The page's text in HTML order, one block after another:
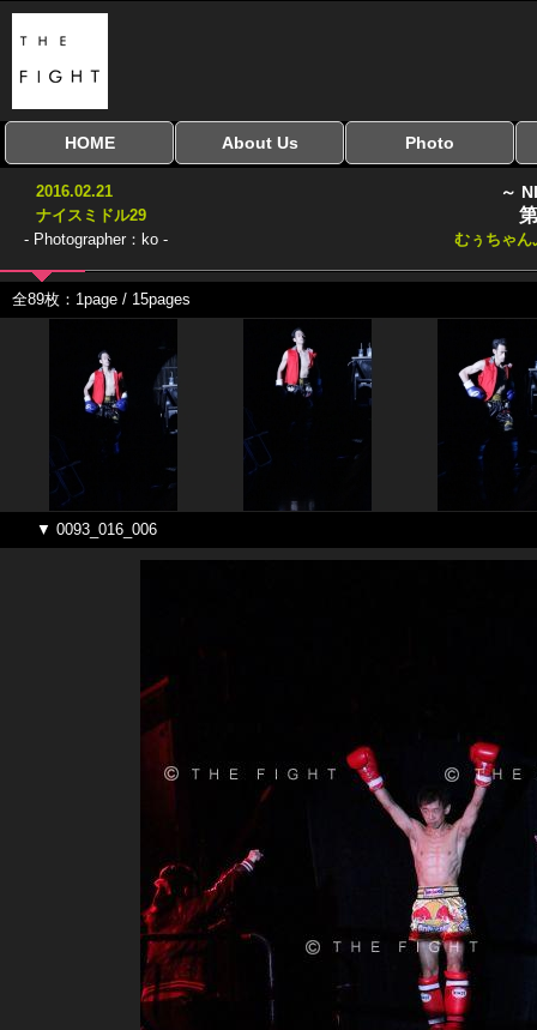
HOME
全興行を表示
ナイスミドル
アマチュアキック
協議会
全日本学生キック
建武館キッズ大会
Bigbang
おやじファイト
About Us Photo
2016.02.21
ナイスミドル29
- Photographer：ko -
～
むぅちゃ
全89枚：1page / 15pages
▼ 0093_016_006